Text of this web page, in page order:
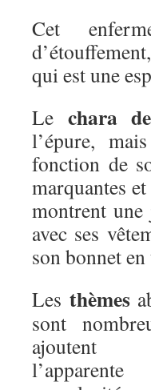
Cet
qui est une
Le chara
l’épure,
fonction de
marquantes
montrent
avec ses
son bonnet
Les thèmes
sont
l’apparente